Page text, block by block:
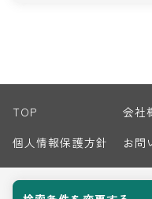
TOP
会社
個人情報保護方針
お問